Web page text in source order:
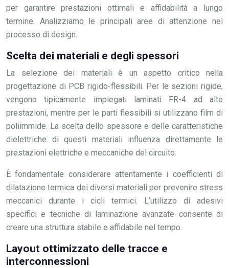
per garantire prestazioni ottimali e affidabilità a lungo
termine. Analizziamo le principali aree di attenzione nel
processo di design.
Scelta dei materiali e degli spessori
La selezione dei materiali è un aspetto critico nella
progettazione di PCB rigido-flessibili. Per le sezioni rigide,
vengono tipicamente impiegati laminati FR-4 ad alte
prestazioni, mentre per le parti flessibili si utilizzano film di
poliimmide. La scelta dello spessore e delle caratteristiche
dielettriche di questi materiali influenza direttamente le
prestazioni elettriche e meccaniche del circuito.
È fondamentale considerare attentamente i coefficienti di
dilatazione termica dei diversi materiali per prevenire stress
meccanici durante i cicli termici. L’utilizzo di adesivi
specifici e tecniche di laminazione avanzate consente di
creare una struttura stabile e affidabile nel tempo.
Layout ottimizzato delle tracce e
interconnessioni